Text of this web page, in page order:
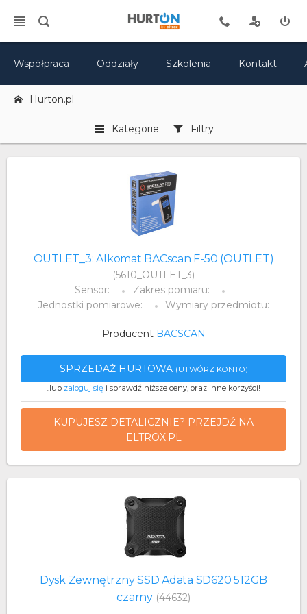
Współpraca Oddziały Szkolenia Kontakt
Hurton.pl
Kategorie Filtry
OUTLET_3: Alkomat BACscan F-50 (OUTLET)
(5610_OUTLET_3)
Sensor:
Zakres pomiaru:
Jednostki pomiarowe:
Wymiary przedmiotu:
Producent BACSCAN
SPRZEDAŻ HURTOWA (UTWÓRZ KONTO)
..lub zaloguj się i sprawdź niższe ceny, oraz inne korzyści!
KUPUJESZ DETALICZNIE? PRZEJDŹ NA
ELTROX.PL
Dysk Zewnętrzny SSD Adata SD620 512GB
czarny (44632)